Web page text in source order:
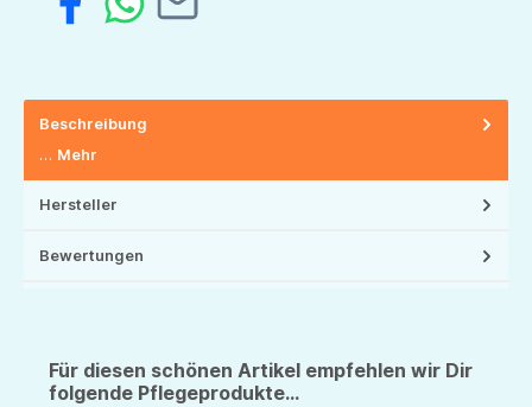
Beschreibung
… Mehr
Hersteller
Bewertungen
Für diesen schönen Artikel empfehlen wir Dir
folgende Pflegeprodukte...